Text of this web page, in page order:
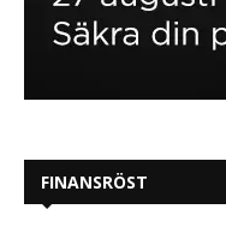
FINANSRÖST